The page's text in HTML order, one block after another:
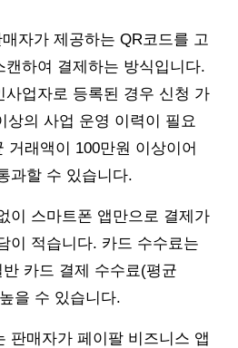
자가 제공하는 QR코드를 고
캔하여 결제하는 방식입니다.
사업자로 등록된 경우 신청 가
상의 사업 운영 이력이 필요
거래액이 100만원 이상이어
과할 수 있습니다.
이 스마트폰 앱만으로 결제가
이 적습니다. 카드 수수료는
카드 결제 수수료(평균
을 수 있습니다.
판매자가 페이팔 비즈니스 앱